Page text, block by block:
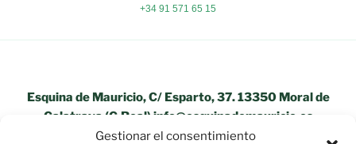
Gestionar el consentimiento
+34 91 571 65 15
Esquina de Mauricio, C/ Esparto, 37. 13350 Moral de
Calatrava (C.Real) info@esquinademauricio.es